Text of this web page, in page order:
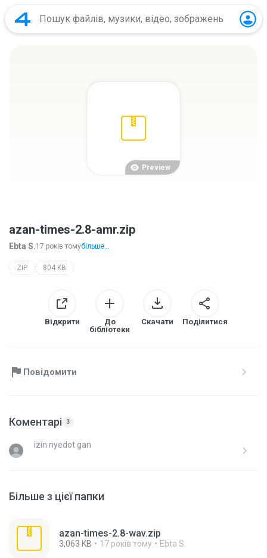
Preview
azan-times-2.8-amr.zip
Ebta S.17 років томубільше...
ZIP 804 KB
Відкрити
До
бібліотеки
Скачати Поділитися
Повідомити
Коментарі 3
izin nyedot gan
Більше з цієї папки
azan-times-2.8-wav.zip
3,063 KB 17 років тому Ebta S.